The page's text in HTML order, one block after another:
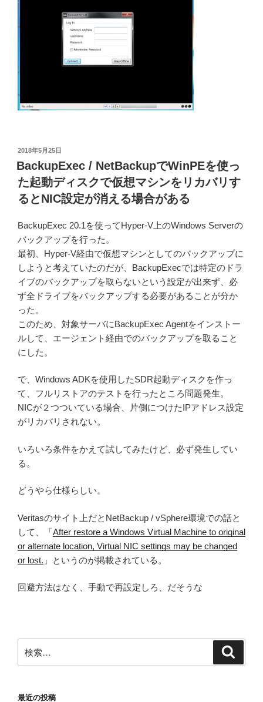
投
稿
日:
2018年5月25日
BackupExec / NetBackupでWinPEを使っ
た起動ディスクで仮想マシンをリカバリす
るとNIC設定が消える場合がある
BackupExec 20.1を使ってHyper-V上のWindows Serverの
バックアップを行った。
最初、Hyper-V経由で仮想マシンとしてのバックアップに
しようと考えていたのだが、BackupExecでは特定のドラ
イブのバックアップを取らないという設定が出来ず、必
ず全ドライブをバックアップする必要があることが分か
った。
このため、対象サーバにBackupExec Agentをインストー
ルして、エージェント経由でのバックアップを取ること
にした。
で、Windows ADKを使用したSDR起動ディスクを作っ
て、フルリストアのテストを行ったところ問題発生。
NICが２つついている場合、片側につけたIPアドレス設定
がリカバリされない。
いろいろ条件をかえて試してみたけど、必ず発生してい
る。
どうやら仕様らしい。
Veritasのサイト上だとNetBackup / vSphere環境での話と
して、「After restore a Windows Virtual Machine to original
or alternate location, Virtual NIC settings may be changed
or lost. 」というのが掲載されている。
回避方法はなく、手動で再設定しろ、だそうな
索:
最近の投稿